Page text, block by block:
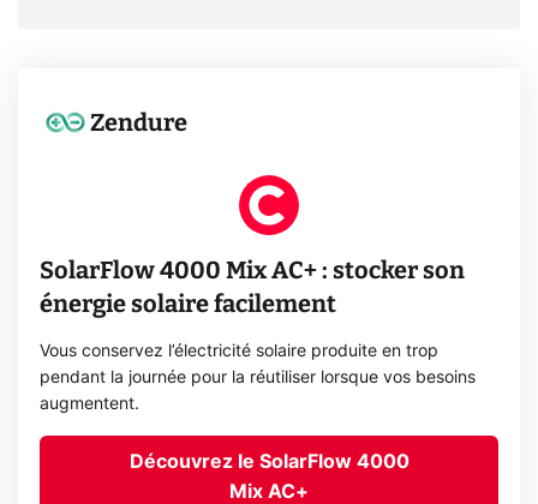
Zendure
SolarFlow 4000 Mix AC+ : stocker son
énergie solaire facilement
Vous conservez l’électricité solaire produite en trop
pendant la journée pour la réutiliser lorsque vos besoins
augmentent.
Découvrez le SolarFlow 4000
Mix AC+